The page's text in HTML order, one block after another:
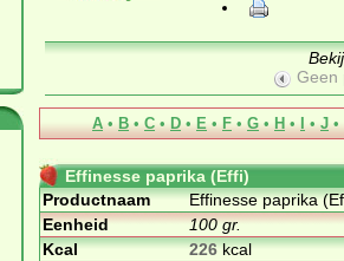
Geen
A • B • C • D • E • F • G • H • I • J •
Effinesse paprika (Effi)
Productnaam
Effinesse paprika
Eenheid
100 gr.
Kcal
226kcal